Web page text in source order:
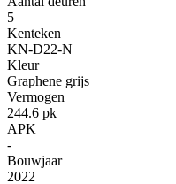
5
Kenteken
KN-D22-N
Kleur
Graphene grijs
Vermogen
244.6 pk
APK
-
Bouwjaar
2022